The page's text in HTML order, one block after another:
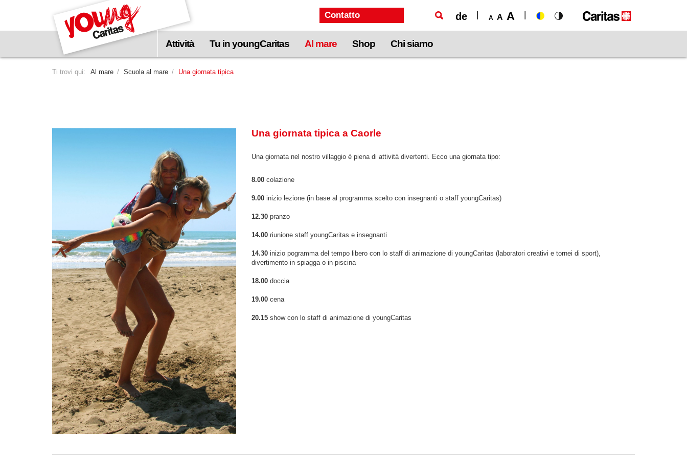
visualizzare
il
Contatto de A A A
Attività Tu in youngCaritas Al mare Shop Chi siamo
Ti trovi qui: Al mare Scuola al mare Una giornata tipica
Una giornata tipica a Caorle
Una giornata nel nostro villaggio è piena di attività divertenti. Ecco una giornata tipo:
8.00 colazione
9.00 inizio lezione (in base al programma scelto con insegnanti o staff youngCaritas)
12.30 pranzo
14.00 riunione staff youngCaritas e insegnanti
14.30 inizio pogramma del tempo libero con lo staff di animazione di youngCaritas (laboratori creativi e tornei di sport),
divertimento in spiagga o in piscina
18.00 doccia
19.00 cena
20.15 show con lo staff di animazione di youngCaritas